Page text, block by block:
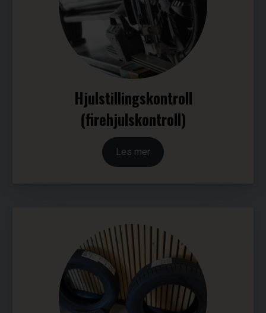
Hjulstillingskontroll
(firehjulskontroll)
Les mer